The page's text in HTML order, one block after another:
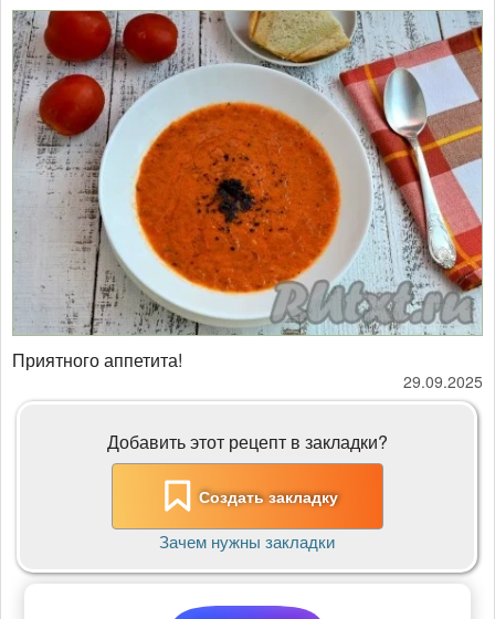
Приятного аппетита!
29.09.2025
Добавить этот рецепт в закладки?
Создать закладку
Зачем нужны закладки